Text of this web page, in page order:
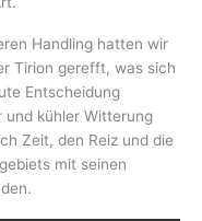
Handling hatten wir
Tirion gerefft, was sich
Entscheidung
kühler Witterung
Zeit, den Reiz und die
mit seinen